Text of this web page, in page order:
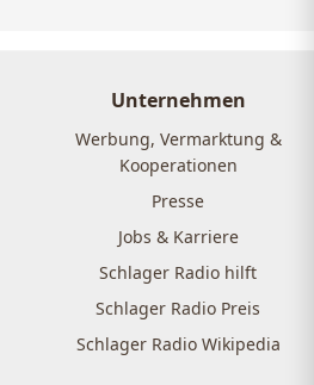
Unternehmen
Werbung, Vermarktung &
Kooperationen
Presse
Jobs & Karriere
Schlager Radio hilft
Schlager Radio Preis
Schlager Radio Wikipedia